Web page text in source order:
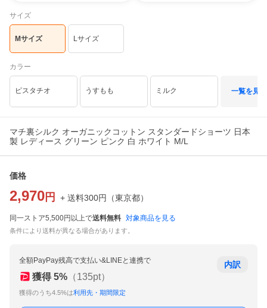
サイズ
Mサイズ Lサイズ
カラー
ピスタチオ うすもも ミルク 一覧を見る
マチ裏シルク オーガニックコットン スタンダードショーツ 日本
製 レディース グリーン ピンク 白 ホワイト M/L
価格
2,970 円 + 送料300円 （東京都）
同一ストア5,500円以上で送料無料 対象商品を見る
条件により送料が異なる場合があります。
全額PayPay残高で支払い&LINEと連携で
獲得 5% （135pt）
獲得のうち4.5%は利用先・期間限定
内訳